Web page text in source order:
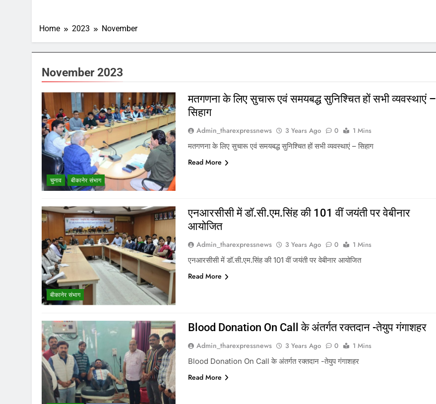
Home 2023 November
November 2023
चुनाव बीकानेर संभाग
मतगणना के लिए सुचारू एवं समयबद्ध सुनिश्चित हों सभी व्यवस्थाएं –
सिहाग
Admin_tharexpressnews 3 Years Ago 0
1 Mins
मतगणना के लिए सुचारू एवं समयबद्ध सुनिश्चित हों सभी व्यवस्थाएं – सिहाग
Read More
बीकानेर संभाग
एनआरसीसी में डॉ.सी.एम.सिंह की 101 वीं जयंती पर वेबीनार
आयोजित
Admin_tharexpressnews 3 Years Ago 0
1 Mins
एनआरसीसी में डॉ.सी.एम.सिंह की 101 वीं जयंती पर वेबीनार आयोजित
Read More
Blood Donation On Call के अंतर्गत रक्तदान -तेयुप गंगाशहर
Admin_tharexpressnews 3 Years Ago 0
1 Mins
Blood Donation On Call के अंतर्गत रक्तदान -तेयुप गंगाशहर
Read More